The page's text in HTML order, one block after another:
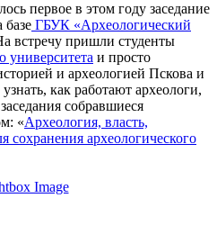
первое в этом году заседание
базе ГБУК «Археологический
встречу пришли студенты
университета и просто
и археологией Пскова и
как работают археологи,
собравшиеся
«Археология, власть,
сохранения археологического